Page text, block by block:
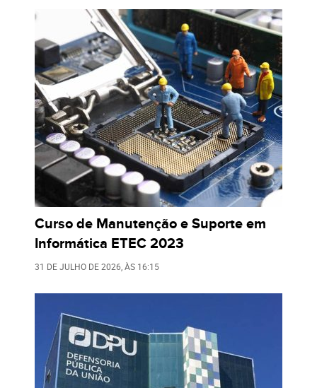
Curso de Manutenção e Suporte em
Informática ETEC 2023
31 DE JULHO DE 2026, ÀS 16:15